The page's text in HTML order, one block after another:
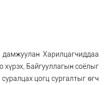
Харилцагчиддаа
хүрэх, Байгууллагын соёлыг
цогц сургалтыг өгч